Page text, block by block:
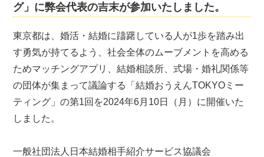
グ」に弊会代表の吉末が参加いたしました。
東京都は、婚活・結婚に躊躇している人が1歩を踏み出
す勇気が持てるよう、社会全体のムーブメントを高める
ためマッチングアプリ、結婚相談所、式場・婚礼関係等
の団体が集まって議論する「結婚おうえんTOKYOミー
ティング」の第1回を2024年6月10日（月）に開催いた
しました。
一般社団法人日本結婚相手紹介サービス協議会